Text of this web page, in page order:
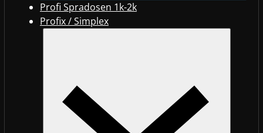
Profi Spradosen 1k-2k
Profix / Simplex